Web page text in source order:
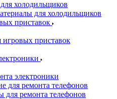
электроники
для ремонта телефонов
для ремонта телефонов
магнитные коврики
сменные